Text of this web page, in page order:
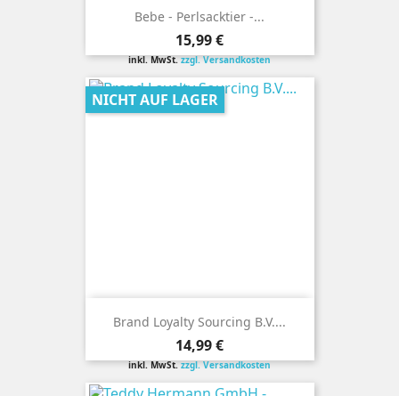
Bebe - Perlsacktier -...
Preis
15,99 €
inkl. MwSt.zzgl. Versandkosten
Brand Loyalty Sourcing B.V....
Preis
14,99 €
inkl. MwSt.zzgl. Versandkosten
NICHT AUF LAGER